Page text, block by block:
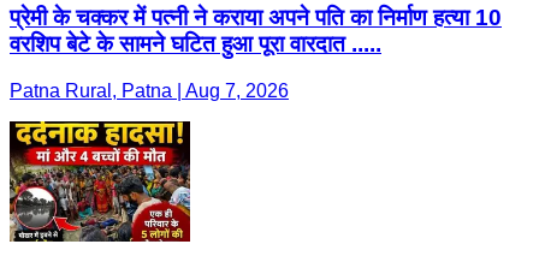
प्रेमी के चक्कर में पत्नी ने कराया अपने पति का निर्माण हत्या 10
वरशिप बेटे के सामने घटित हुआ पूरा वारदात .....
Patna Rural, Patna | Aug 7, 2026